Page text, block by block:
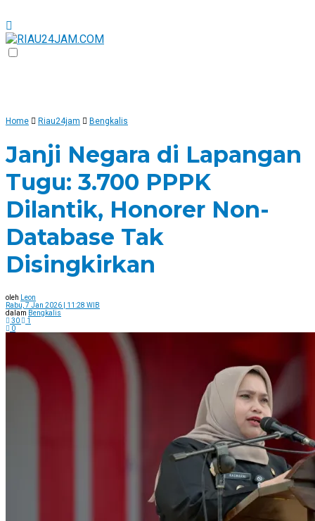
Home Riau24jam Bengkalis
Janji Negara di Lapangan
Tugu: 3.700 PPPK
Dilantik, Honorer Non-
Database Tak
Disingkirkan
oleh
Leon
Rabu, 7 Jan 2026 | 11:28 WIB
dalam Bengkalis
30
1
0